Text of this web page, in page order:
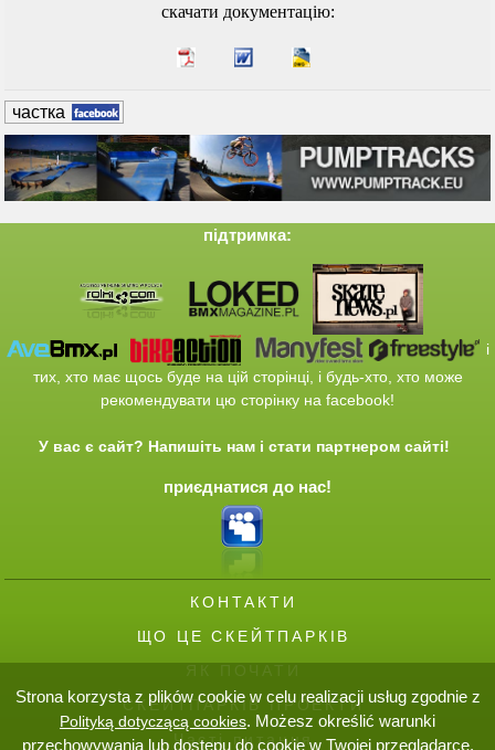
скачати документацію:
частка
підтримка:
і
тих, хто має щось буде на цій сторінці, і будь-хто, хто може
рекомендувати цю сторінку на facebook!
У вас є сайт? Напишіть нам і стати партнером сайті!
приєднатися до нас!
КОНТАКТИ
ЩО ЦЕ СКЕЙТПАРКІВ
СКЕЙТПАРКІВ ПРОЕКТИ
Часті питання
Strona korzysta z plików cookie w celu realizacji usług zgodnie z
Polityką dotyczącą cookies. Możesz określić warunki
przechowywania lub dostępu do cookie w Twojej przeglądarce.